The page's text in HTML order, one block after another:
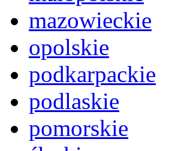
mazowieckie
opolskie
podkarpackie
podlaskie
pomorskie